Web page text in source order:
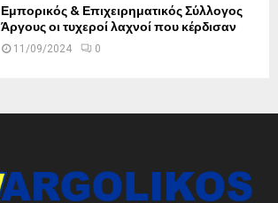
Εμπορικός & Επιχειρηματικός Σύλλογος
Άργους οι τυχεροί λαχνοί που κέρδισαν
11/09/2024 0